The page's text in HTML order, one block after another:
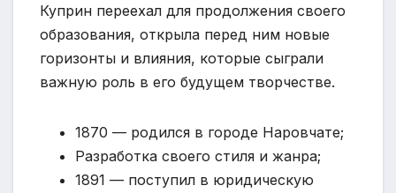
Куприн переехал для продолжения своего
образования, открыла перед ним новые
горизонты и влияния, которые сыграли
важную роль в его будущем творчестве.
1870 — родился в городе Наровчате;
Разработка своего стиля и жанра;
1891 — поступил в юридическую